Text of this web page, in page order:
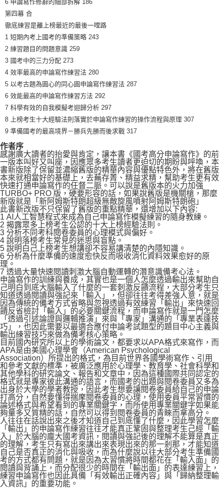
6 申論寫作修辭的細部拆解 186
第四幕 合
徹底練習是離上榜最近的最後一哩路
1 短期內考上國考的準備策略 243
2 練習題目的問題意識 259
3 國考中的三力分配 273
4 效率最高的申論寫作練習法 280
5 以考古題為圓心的同心圓申論寫作練習法 287
6 效能最高的申論寫作練習方法 292
7 科學有效的自我模擬考迴歸分析 297
8 上榜考生十大經驗法則落實於申論寫作練習的操作流程與原理 307
9 準備國考的最高境界－勝兵先勝而後求戰 317
作者序
感謝廣大讀者的抬愛與肯定，讓本書《國考高分申論寫作》的前
一版本叫好又叫座，因應眾多考生讀者更迫切的期盼與呼喚，本
書新版除了保留並濃縮舊版的精華內容與優點特色外，將在舊版
本來就相當好的基礎上，去蕪存菁、精益求精，幫助考生更有效
快速打通申論寫作的任督二脈。可以說是舊版本的火力加強
TURBO+ PRO 版，硬要形容的話，如果說舊版是機關槍，那麼
新版就是「新阿姆斯特朗超級無敵旋風噴射阿姆斯特朗砲」
此書新改版不只保留了舊版的重點精華，還增加以下內容:
1 AI人工智慧程式來成為自己申論寫作模擬練習的隨身教練。
2 揭露眾多上榜考生公認的十大上榜經驗法則。
3 分析不同考科閱卷委員的心理模式與偏好。
4 說明落榜考生常見的迷思與盲點。
5 說明白己上榜考生想講卻不容易講清楚的內隱知識。
6 分析為什麼準備的速度愈快反而吸收消化資料效果愈好的原
理。
7 透過大量快速閱讀刺激大腦自動運轉的潛意識備考心法。
申論寫作的訓練與養成，其實也是一個人怎麼透過輸出來幫助自
己明白到底大腦輸入了什麼的一套刺激反饋流程，大部分考生只
知道透過閱讀與強記來「輸入」，但卻往往考得差強人意，就是
因為傳統的備考方式省略與忽視透過有效練習「輸出」來快速回
饋反省檢討「輸入」的必要關鍵流程，而申論寫作就是一門怎麼
「透過引述論證與邏輯推演」來與「專家」溝通的「專業表達技
巧」，也因此需要以最適合應付申論考試題型的題目中心主義與
輸出練習技巧來做為備考核心策略。
目前國內研究所以上的學術論文，都要求以APA格式來寫作，而
APA是由美國心理學會（American Psychological
Association）所提出的格式，為目前世界各國學術寫作、引用
和參考文獻的標準，被廣泛應用於心理學、教育學、社會科學和
其他學科的研究論文、報告和文章中，因為這種國際共同認定的
格式就是專家彼此溝通的語言，而國考的出題與閱卷委員又多為
出身於大學的學者教授，因此考生想要讓閱卷委員給自己的申論
打高分，自然要懂得揣摩閱卷委員的心理，使用委員平常習慣的
論述格式與希望看到的專業關鍵字，而所使用專業關鍵字如果能
夠量多又質精的話，自然可以得到閱卷委員的青睞而拿高分。
人往往在話說出來之後才知道自己到底懂了什麼，因此學習怎麼
「輸出」的申論寫作練習往往才能真正鞏固與整理考生己經「輸
入」於大腦的龐大國考資訊，閱讀與強記後的理解不能算是真正
的理解，考生只有寫出來講出來表現出來的那一剎那，才能知道
自己是否真正的消化與吸收，而為什麼說以往大部分考生準備國
考的方式都有問題，就是因為太習慣將時間都花在「輸入面」的
閱讀與背誦上，而分配很少的時間在「輸出面」的表達練習上，
練習申論寫作也因此具備「有效輸出正確內容」與「歸納整理輸
入資訊」的重要功能。